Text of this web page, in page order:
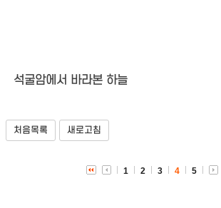
석굴암에서 바라본 하늘
처음목록 새로고침
1 2 3 4 5